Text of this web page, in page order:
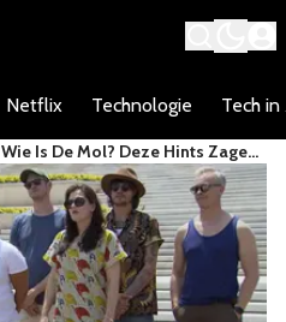
Netflix Technologie Tech in
Wie Is De Mol? Deze Hints Zagen
We In Aflevering 2!